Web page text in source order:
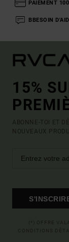
PAIEMENT
BBESOIN
15%
ABONNE-TOI ET
NOUVEAUX